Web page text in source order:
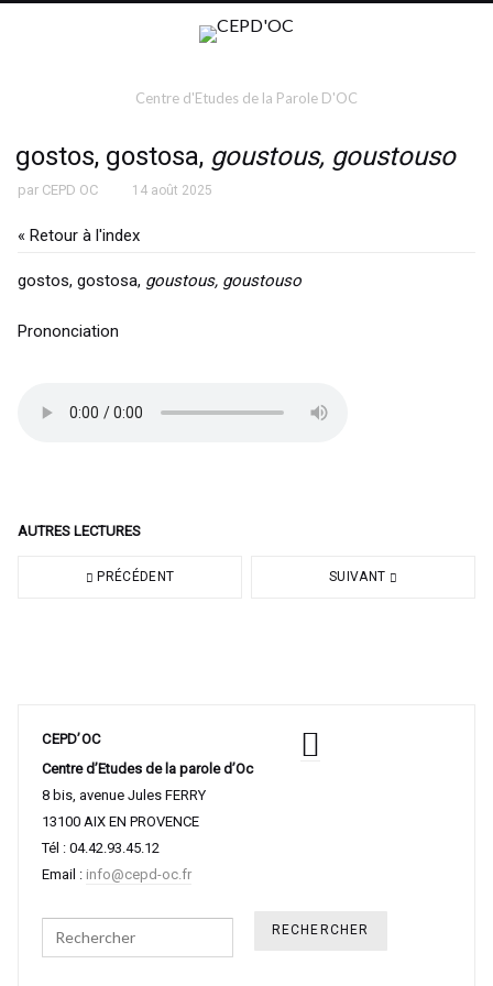
Centre d'Etudes de la Parole D'OC
gostos, gostosa, goustous, goustouso
par CEPD OC 14 août 2025
« Retour à l'index
gostos, gostosa, goustous, goustouso
Prononciation
AUTRES LECTURES
PRÉCÉDENT SUIVANT
CEPD’OC
Centre d’Etudes de la parole d’Oc
8 bis, avenue Jules FERRY
13100 AIX EN PROVENCE
Tél : 04.42.93.45.12
Email : info@cepd-oc.fr
Search